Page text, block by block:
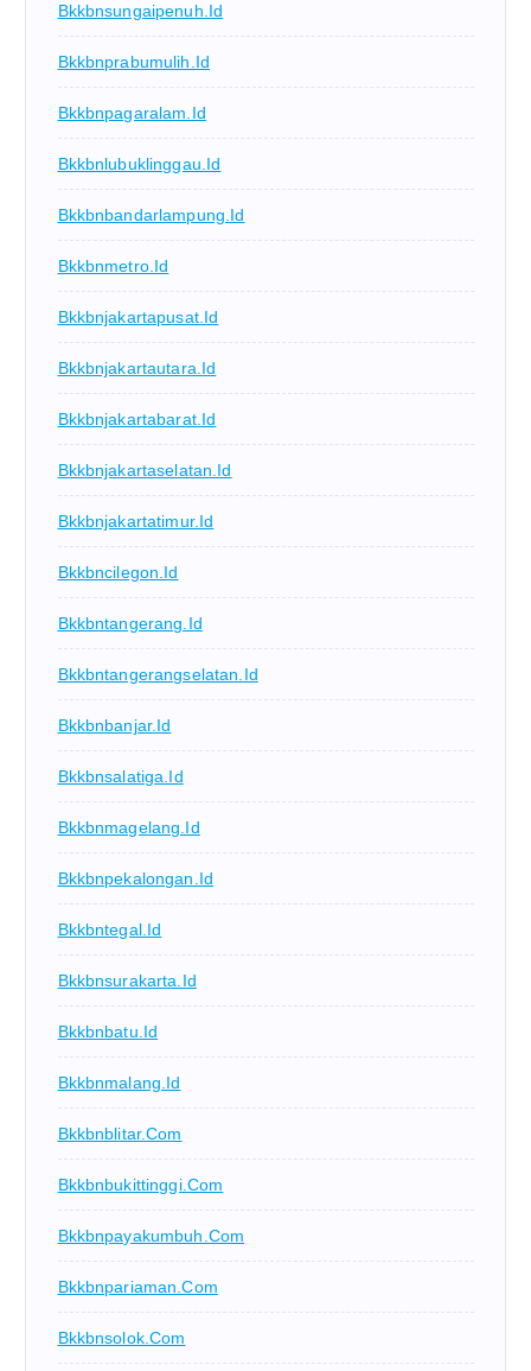
Bkkbnsungaipenuh.id
Bkkbnprabumulih.id
Bkkbnpagaralam.id
Bkkbnlubuklinggau.id
Bkkbnbandarlampung.id
Bkkbnmetro.id
Bkkbnjakartapusat.id
Bkkbnjakartautara.id
Bkkbnjakartabarat.id
Bkkbnjakartaselatan.id
Bkkbnjakartatimur.id
Bkkbncilegon.id
Bkkbntangerang.id
Bkkbntangerangselatan.id
Bkkbnbanjar.id
Bkkbnsalatiga.id
Bkkbnmagelang.id
Bkkbnpekalongan.id
Bkkbntegal.id
Bkkbnsurakarta.id
Bkkbnbatu.id
Bkkbnmalang.id
Bkkbnblitar.com
Bkkbnbukittinggi.com
Bkkbnpayakumbuh.com
Bkkbnpariaman.com
Bkkbnsolok.com